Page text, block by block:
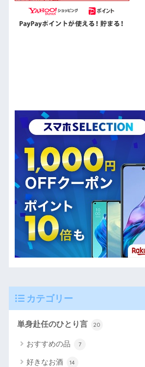
カテゴリー
単身赴任のひとり言 20
おすすめの品 7
好きなお酒 14